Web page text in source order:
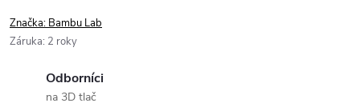
Značka: Bambu Lab
Záruka: 2 roky
Odborníci
na 3D tlač